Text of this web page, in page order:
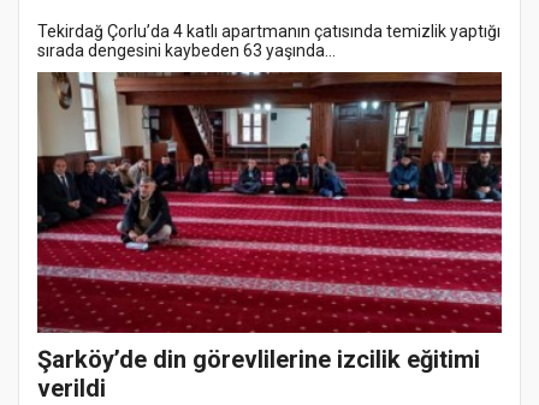
Tekirdağ Çorlu’da 4 katlı apartmanın çatısında temizlik yaptığı
sırada dengesini kaybeden 63 yaşında...
Şarköy’de din görevlilerine izcilik eğitimi
verildi